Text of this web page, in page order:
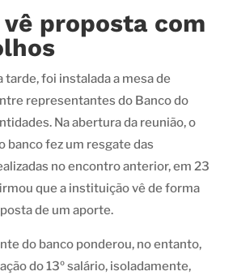
vê proposta com
tarde, foi instalada a mesa de
representantes do Banco do
Na abertura da reunião, o
banco fez um resgate das
no encontro anterior, em 23
que a instituição vê de forma
de um aporte.
do banco ponderou, no entanto,
do 13º salário, isoladamente,